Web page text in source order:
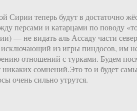
Сирии теперь будут в достаточно
персами и катарцами по поводу
— не видать аль Ассаду части
из игры пиндосов, им
отношений с турками. Будем
сомнений.Это то и будет
очень сильно утрутся.